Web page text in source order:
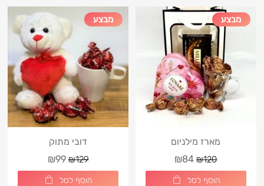
מבצע
מארז מילניום
₪120
₪84
הוסף לסל
מבצע
דובי מתוק
₪129
₪99
הוסף לסל